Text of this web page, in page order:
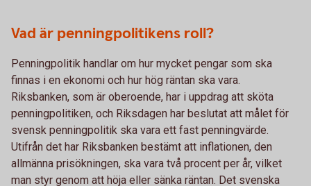
Vad är penningpolitikens roll?
Penningpolitik handlar om hur mycket pengar som ska
finnas i en ekonomi och hur hög räntan ska vara.
Riksbanken, som är oberoende, har i uppdrag att sköta
penningpolitiken, och Riksdagen har beslutat att målet för
svensk penningpolitik ska vara ett fast penningvärde.
Utifrån det har Riksbanken bestämt att inflationen, den
allmänna prisökningen, ska vara två procent per år, vilket
man styr genom att höja eller sänka räntan. Det svenska